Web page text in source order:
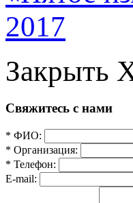
2017
Закрыть
Свяжитесь с нами
* ФИО:
* Организация:
* Телефон:
E-mail: